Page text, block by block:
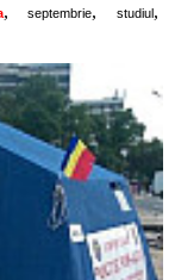
, septembrie, studiul ,